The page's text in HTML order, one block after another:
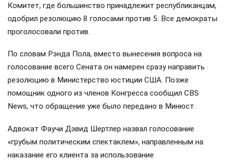
Комитет, где большинство принадлежит республиканцам,
одобрил резолюцию 8 голосами против 5. Все демократы
проголосовали против.
По словам Рэнда Пола, вместо вынесения вопроса на
голосование всего Сената он намерен сразу направить
резолюцию в Министерство юстиции США. Позже
помощник одного из членов Конгресса сообщил CBS
News, что обращение уже было передано в Минюст.
Адвокат Фаучи Дэвид Шертлер назвал голосование
«грубым политическим спектаклем», направленным на
наказание его клиента за использование